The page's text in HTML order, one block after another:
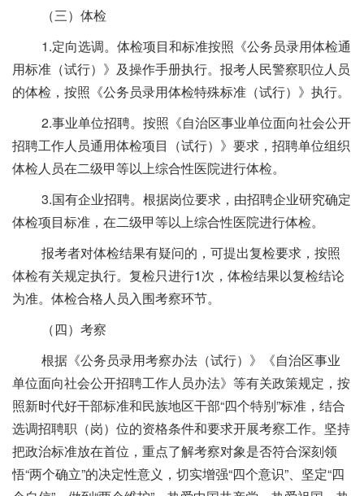
（三）体检
1.定向选调。体检项目和标准按照《公务员录用体检通
用标准（试行）》及操作手册执行。报考人民警察职位人员
的体检，按照《公务员录用体检特殊标准（试行）》执行。
2.事业单位招聘。按照《自治区事业单位面向社会公开
招聘工作人员通用体检项目（试行）》要求，招聘单位组织
体检人员在二级甲等以上综合性医院进行体检。
3.国有企业招聘。根据岗位要求，由招聘企业研究确定
体检项目标准，在二级甲等以上综合性医院进行体检。
报考者对体检结果有疑问的，可提出复检要求，按照
体检有关规定执行。复检只进行1次，体检结果以复检结论
为准。体检合格人员入围考察环节。
（四）考察
根据《公务员录用考察办法（试行）》《自治区事业
单位面向社会公开招聘工作人员办法》等有关政策规定，按
照新时代好干部标准和民族地区干部“四个特别”标准，结合
选调招聘职（岗）位的资格条件和要求开展考察工作。坚持
把政治标准放在首位，重点了解考察对象是否符合深刻领
悟“两个确立”的决定性意义，切实增强“四个意识”、坚定“四